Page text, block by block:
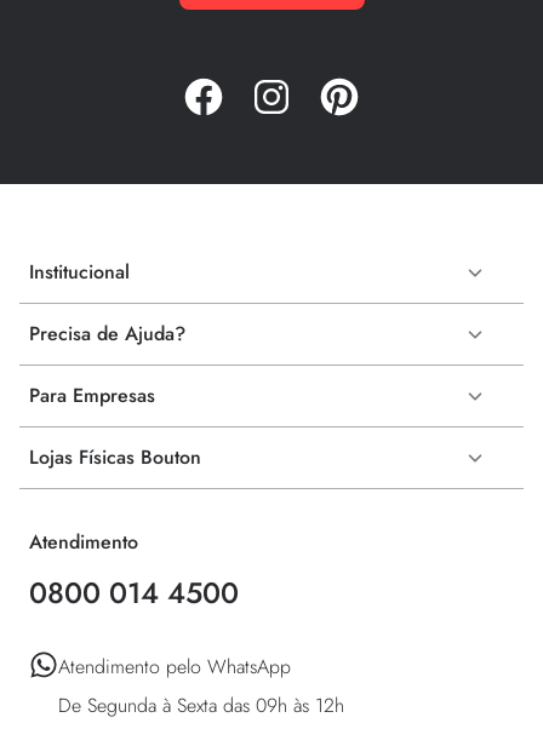
Institucional
Precisa de Ajuda?
Para Empresas
Lojas Físicas Bouton
Atendimento
0800 014 4500
Atendimento pelo WhatsApp
De Segunda à Sexta das 09h às 12h